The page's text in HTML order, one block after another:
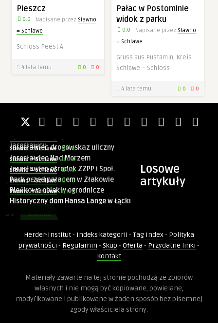
Pieszcz
0.0 Napisane przez Sławno
= Schlawe
Schloss Peest A
4 lata temu 0 0
Pałac w Postominie
widok z parku
0.0 Napisane przez Sławno
= Schlawe
Gruss aus Pustamin, Kreis
Schlawe – Schloss
4 lata temu 0 0
Losowe
artykuły
0 POSTOMINO
Sławno = Schlawe 0.0
Postomino zajazd Jaske
0 JAROSŁAWIEC
Sławno = Schlawe
Jarosławcu
0 JAROSŁAWIEC
Jarosławiec drogowskaz uliczny
0 JAROSŁAWIEC
Sławno = Schlawe 0.0
Jarosławiec Nad Morzem
0 JAROSŁAWIEC
Sławno = Schlawe 0.0
Jarosławiec ośrodek ZZPP i Społ.
0 ZŁAKOWO
Sławno = Schlawe 0.0
Park przed pałacem w Złakowie
0 PIEŃKOWO
Sławno = Schlawe 0.0
Pieńkowo obiekty ogrodnicze
Sławno = Schlawe 0.0
Historyczny dom Hansa Lange w Łącku
PIESZCZ
Sławno = Schlawe 0.0
Herder-Institut- Indeks kategorii - Tag Index- Polityka
prywatności - Regulamin - Skup - Oferta - Przydatne linki -
Kontakt
Materiały zawarte na tej stronie pochodzą ze zbiorów
własnych i nie mogą być kopiowane, powielane,
modyfikowane i publikowane w żaden sposób bez pisemnej
zgody właściciela strony.